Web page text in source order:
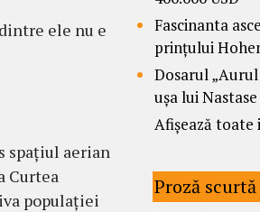
ele nu e
spațiul aerian
Curtea
populației
Fascinanta
prințului
Dosarul
ușa lui Nastase
Afișează toate
Proză scurtă